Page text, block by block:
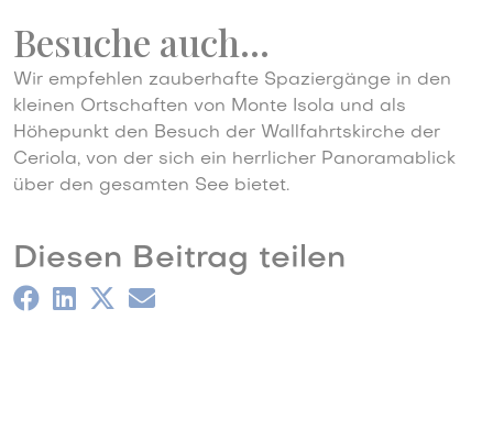
Besuche auch…
Wir empfehlen zauberhafte Spaziergänge in den
kleinen Ortschaften von Monte Isola und als
Höhepunkt den Besuch der Wallfahrtskirche der
Ceriola, von der sich ein herrlicher Panoramablick
über den gesamten See bietet.
Diesen Beitrag teilen